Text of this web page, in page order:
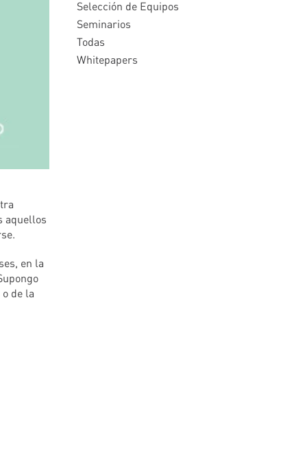
aquellos
en la
de la
Selección de Equipos
Seminarios
Todas
Whitepapers